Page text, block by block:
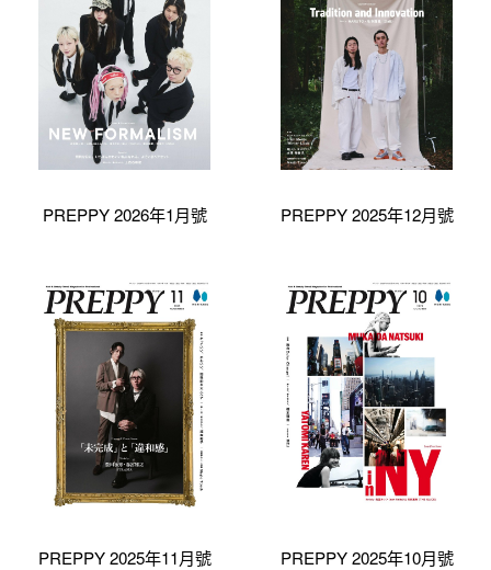
PREPPY 2026年1月號 PREPPY 2025年12月號
PREPPY 2025年11月號 PREPPY 2025年10月號